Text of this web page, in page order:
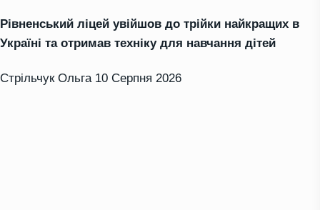
Рівненський ліцей увійшов до трійки найкращих в
Україні та отримав техніку для навчання дітей
Стрільчук Ольга 10 Серпня 2026